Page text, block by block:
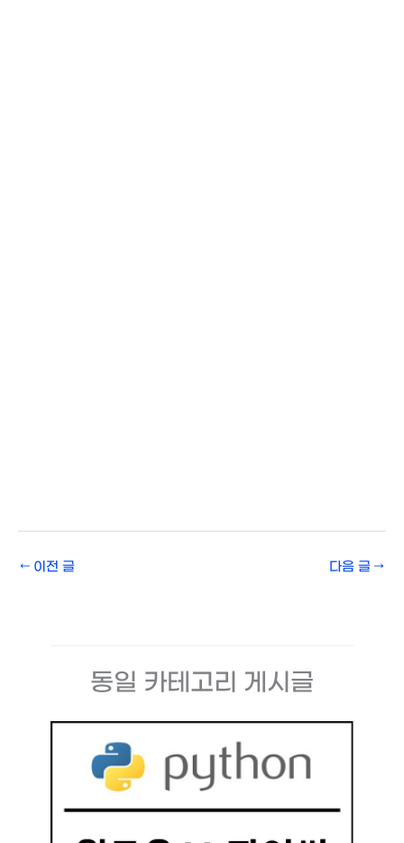
← 이전 글 다음 글 →
동일 카테고리 게시글